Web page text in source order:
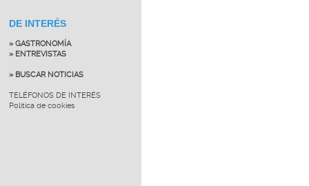
DE INTERÉS
» GASTRONOMÍA
» ENTREVISTAS
» BUSCAR NOTICIAS
TELÉFONOS DE INTERÉS
Política de cookies